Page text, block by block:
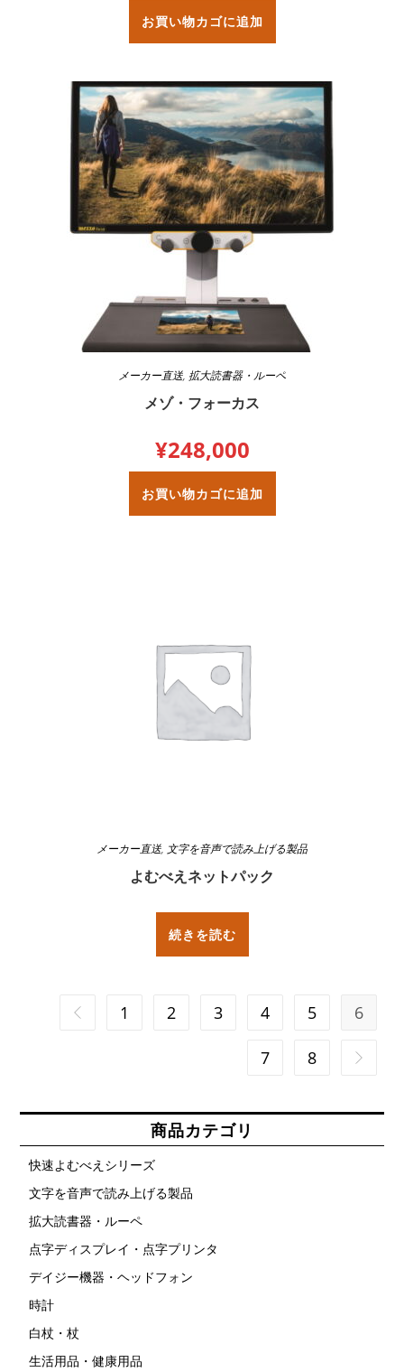
お買い物カゴに追加
メーカー直送, 拡大読書器・ルーペ
メゾ・フォーカス
¥248,000
お買い物カゴに追加
メーカー直送, 文字を音声で読み上げる製品
よむべえネットパック
続きを読む
1 2 3 4 5 6
7 8
商品カテゴリ
快速よむべえシリーズ
文字を音声で読み上げる製品
拡大読書器・ルーペ
点字ディスプレイ・点字プリンタ
デイジー機器・ヘッドフォン
時計
白杖・杖
生活用品・健康用品